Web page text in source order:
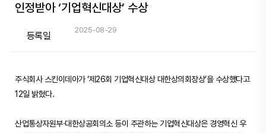
인정받아 ‘기업혁신대상’ 수상
등록일
2025-08-29
주식회사 스킨이데아가 ‘제26회 기업혁신대상 대한상의회장상’을 수상했다고
12일 밝혔다.
산업통상자원부·대한상공회의소 등이 주관하는 기업혁신대상은 경영혁신 우